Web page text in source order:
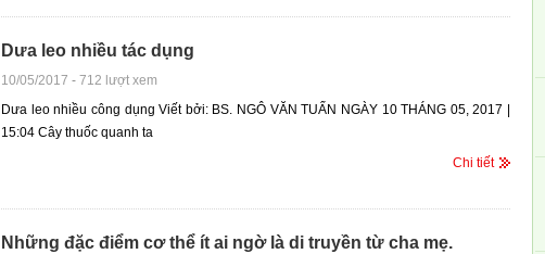
Dưa leo nhiều tác dụng
10/05/2017 - 712 lượt xem
Dưa leo nhiều công dụng Viết bởi: BS. NGÔ VĂN TUẤN NGÀY 10 THÁNG 05, 2017 |
15:04 Cây thuốc quanh ta
Chi tiết
Những đặc điểm cơ thể ít ai ngờ là di truyền từ cha mẹ.